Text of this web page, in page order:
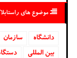
موضوع های
دانشگاه‌ سازمان
بین المللی